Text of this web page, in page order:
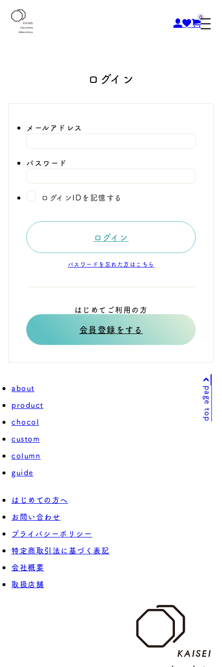
0
ログイン
メールアドレス
パスワード
ログインIDを記憶する
ログイン
パスワードを忘れた方はこちら
はじめてご利用の方
会員登録をする
about
product
chocol
custom
column
guide
はじめての方へ
お問い合わせ
プライバシーポリシー
特定商取引法に基づく表記
会社概要
取扱店舗
page top